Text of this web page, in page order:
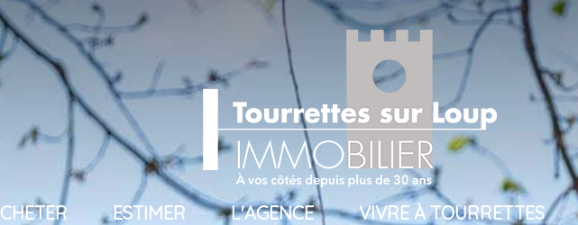
ACHETER ESTIMER L'AGENCE VIVRE À TOURRETTES